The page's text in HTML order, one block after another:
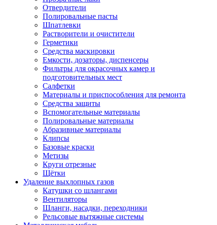
Отвердители
Полировальные пасты
Шпатлевки
Растворители и очистители
Герметики
Средства маскировки
Емкости, дозаторы, диспенсеры
Фильтры для окрасочных камер и
подготовительных мест
Салфетки
Материалы и приспособления для ремонта
Средства защиты
Вспомогательные материалы
Полировальные материалы
Абразивные материалы
Клипсы
Базовые краски
Метизы
Круги отрезные
Щётки
Удаление выхлопных газов
Катушки со шлангами
Вентиляторы
Шланги, насадки, переходники
Рельсовые вытяжные системы